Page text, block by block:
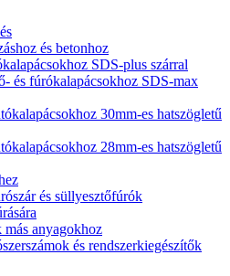
és betonhoz
SDS-plus szárral
és fúrókalapácsokhoz SDS-max
30mm-es hatszögletű
28mm-es hatszögletű
és süllyesztőfúrók
más anyagokhoz
és rendszerkiegészítők